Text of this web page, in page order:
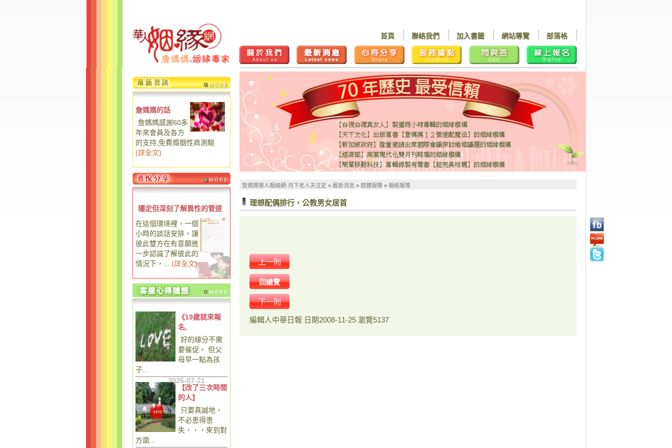
部落格
網站導覽
加入書籤
聯絡我們
首頁
詹媽媽的話
詹媽媽感謝60多
年來會員及各方
的支持,免費婚姻性商測驗
(詳全文)
穩定但深刻了解異性的管道
在這個環境裡，一個
小時的談話安排，讓
彼此雙方在有意願進
一步認識了解彼此的
情況下，...
(詳全文)
《19歲就來報
名,
好的緣分不需
要催促。 但父
母早一點為孩
子...
2026-07-21
【改了三次時間
的人】
只要真誠地，
不必患得患
失，，，來到對
方面...
詹媽媽華人姻緣網-月下老人天注定 » 最新消息 » 媒體報導 » 報紙報導
理想配偶排行，公教男女居首
上一則
回總覽
下一則
編輯人中華日報 日期2008-11-25 瀏覽5137